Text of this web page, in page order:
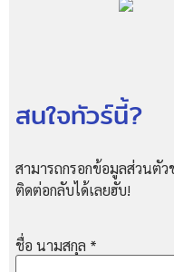
สนใจทัวร์นี้?
สามารถกรอกข้อมูลส่วนตั
ติดต่อกลับได้เลยฮับ!
ชื่อ นามสกุล *